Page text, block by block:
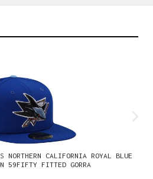
NORTHERN CALIFORNIA ROYAL BLUE
59FIFTY FITTED GORRA